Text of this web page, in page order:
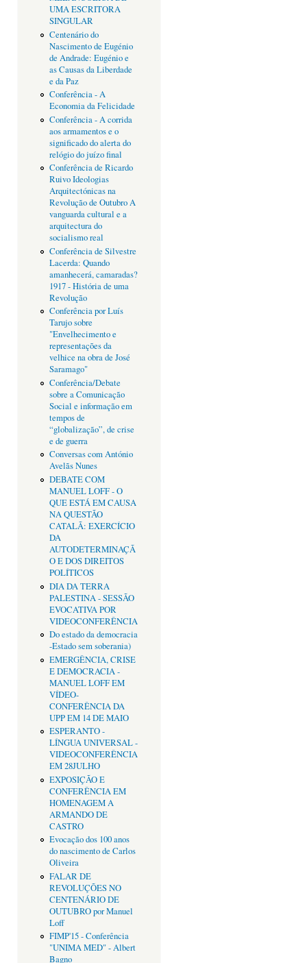
UMA ESCRITORA
SINGULAR
Centenário do
Nascimento de Eugénio
de Andrade: Eugénio e
as Causas da Liberdade
e da Paz
Conferência - A
Economia da Felicidade
Conferência - A corrida
aos armamentos e o
significado do alerta do
relógio do juízo final
Conferência de Ricardo
Ruivo Ideologias
Arquitectónicas na
Revolução de Outubro A
vanguarda cultural e a
arquitectura do
socialismo real
Conferência de Silvestre
Lacerda: Quando
amanhecerá, camaradas?
1917 - História de uma
Revolução
Conferência por Luís
Tarujo sobre
"Envelhecimento e
representações da
velhice na obra de José
Saramago"
Conferência/Debate
sobre a Comunicação
Social e informação em
tempos de
“globalização”, de crise
e de guerra
Conversas com António
Avelãs Nunes
DEBATE COM
MANUEL LOFF - O
QUE ESTÁ EM CAUSA
NA QUESTÃO
CATALÃ: EXERCÍCIO
DA
AUTODETERMINAÇÃ
O E DOS DIREITOS
POLÍTICOS
DIA DA TERRA
PALESTINA - SESSÃO
EVOCATIVA POR
VIDEOCONFERÊNCIA
Do estado da democracia
-Estado sem soberania)
EMERGÊNCIA, CRISE
E DEMOCRACIA -
MANUEL LOFF EM
VÍDEO-
CONFERÊNCIA DA
UPP EM 14 DE MAIO
ESPERANTO -
LÍNGUA UNIVERSAL -
VIDEOCONFERÊNCIA
EM 28JULHO
EXPOSIÇÃO E
CONFERÊNCIA EM
HOMENAGEM A
ARMANDO DE
CASTRO
Evocação dos 100 anos
do nascimento de Carlos
Oliveira
FALAR DE
REVOLUÇÕES NO
CENTENÁRIO DE
OUTUBRO por Manuel
Loff
FIMP'15 - Conferência
"UNIMA MED" - Albert
Bagno